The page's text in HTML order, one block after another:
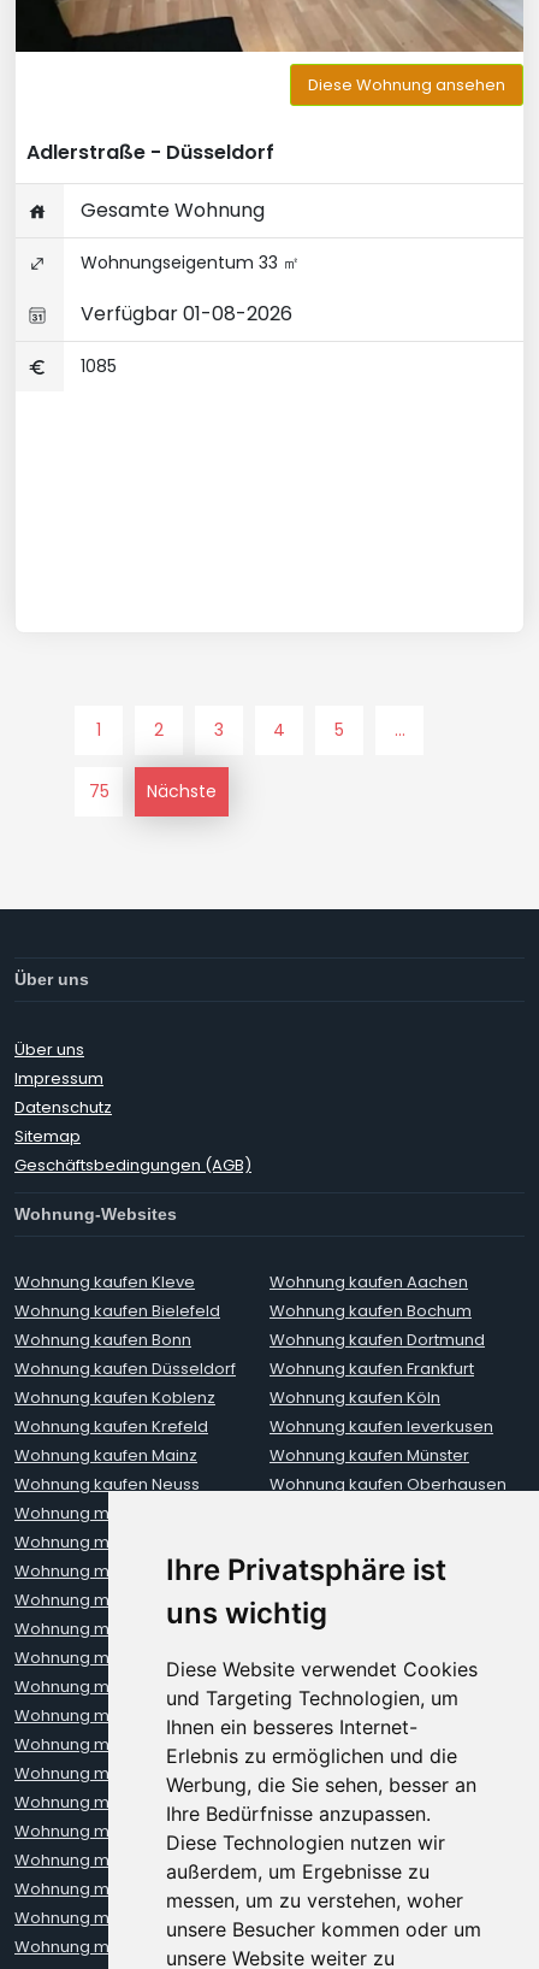
Ihre Privatsphäre ist
uns wichtig
Diese Website verwendet Cookies
und Targeting Technologien, um
Ihnen ein besseres Internet-
Erlebnis zu ermöglichen und die
Werbung, die Sie sehen, besser an
Ihre Bedürfnisse anzupassen.
Diese Technologien nutzen wir
außerdem, um Ergebnisse zu
messen, um zu verstehen, woher
unsere Besucher kommen oder um
unsere Website weiter zu
Diese Wohnung ansehen
Adlerstraße - Düsseldorf
Gesamte Wohnung
Wohnungseigentum 33 ㎡
Verfügbar 01-08-2026
1085
1 2 3 4 5 ...
75 Nächste
Über uns
Über uns
Impressum
Datenschutz
Sitemap
Geschäftsbedingungen (AGB)
Wohnung-Websites
Wohnung kaufen Kleve
Wohnung kaufen Aachen
Wohnung kaufen Bielefeld
Wohnung kaufen Bochum
Wohnung kaufen Bonn
Wohnung kaufen Dortmund
Wohnung kaufen Düsseldorf
Wohnung kaufen Frankfurt
Wohnung kaufen Koblenz
Wohnung kaufen Köln
Wohnung kaufen Krefeld
Wohnung kaufen leverkusen
Wohnung kaufen Mainz
Wohnung kaufen Münster
Wohnung kaufen Neuss
Wohnung kaufen Oberhausen
Wohnung mieten Aachen
Wohnung mieten Berlin
Wohnung mieten Bochum
Wohnung mieten Bonn
Wohnung mieten Bremen
Wohnung mieten Darmstadt
Wohnung mieten Dortmund
Wohnung mieten Dresden
Wohnung mieten Erfurt
Wohnung mieten Frankfurt
Wohnung mieten Freiburg
Wohnung mieten Hamburg
Wohnung mieten Hannover
Wohnung mieten Heidelberg
Wohnung mieten Karlsruhe
Wohnung mieten Kiel
Wohnung mieten Kleve
Wohnung mieten Koblenz
Wohnung mieten Köln
Wohnung mieten Krefeld
Wohnung mieten Leipzig
Wohnung mieten Leverkusen
Wohnung mieten Lübeck
Wohnung mieten Mainz
Wohnung mieten Mannheim
Wohnung mieten München
Wohnung mieten Münster
Wohnung mieten Neuss
Wohnung mieten Nürnberg
Wohnung mieten Oberhausen